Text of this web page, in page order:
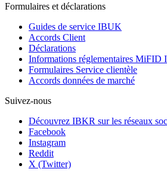
Formulaires et déclarations
Guides de service IBUK
Accords Client
Déclarations
Informations réglementaires MiFID
Formulaires Service clientèle
Accords données de marché
Suivez-nous
Découvrez IBKR sur les réseaux
Facebook
Instagram
Reddit
X (Twitter)